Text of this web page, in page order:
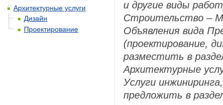
и другие виды
Строительство –
Объявления вида
(проектирование,
разместить в
Архитектурные
Услуги
предложить в
Архитектурные услуги
Дизайн
Проектирование